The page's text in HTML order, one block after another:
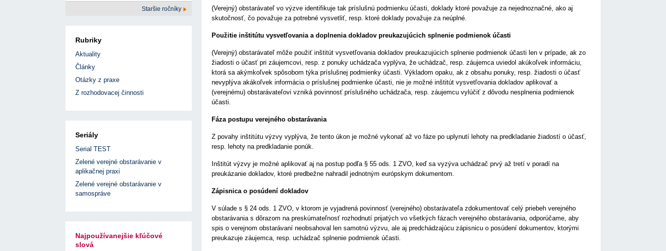
(Verejný) obstarávateľ vo výzve identifikuje tak prí­slušnú podmienku účasti, doklady ktoré považuje za nejednoznačné, ako aj
skutočnosť, čo považuje za potrebné vysvetliť, resp. ktoré doklady považuje za neúplné.
Použitie inštitútu vysvetľovania a doplnenia dokladov preukazujúcich splnenie podmienok účasti
(Verejný) obstarávateľ môže použiť inštitút vysvetľovania dokladov preukazujúcich splnenie podmienok účasti len v prípade, ak zo
žiadosti o účasť pri záujemcovi, resp. z ponuky uchádzača vyplýva, že uchádzač, resp. záujemca uviedol akúkoľvek informáciu,
ktorá sa akýmkoľvek spôsobom týka príslušnej podmienky účasti. Výkladom opaku, ak z obsahu ponuky, resp. žiadosti o účasť
nevyplýva akákoľvek informácia o príslušnej podmienke účasti, nie je možné inštitút vysvetľovania dokladov aplikovať a
(verejnému) obstarávateľovi vzniká povinnosť príslušného uchádzača, resp. záujemcu vylúčiť z dôvodu nesplnenia podmienok
účasti.
Fáza postupu verejného obstarávania
Z povahy inštitútu výzvy vyplýva, že tento úkon je možné vykonať až vo fáze po uplynutí lehoty na predkladanie žiadostí o účasť,
resp. lehoty na predkladanie ponúk.
Inštitút výzvy je možné aplikovať aj na postup podľa § 55 ods. 1 ZVO, keď sa vyzýva uchádzač prvý až tretí v poradí na
preukázanie dokladov, ktoré predbežne nahradil jednotným európskym dokumentom.
Zápisnica o posúdení dokladov
V súlade s § 24 ods. 1 ZVO, v ktorom je vyjadrená povinnosť (verejného) obstarávateľa zdokumentovať celý priebeh verejného
obstarávania s dôrazom na preskúmateľnosť rozhodnutí prijatých vo všetkých fázach verejného obstarávania, odporúčame, aby
spis o verejnom obstarávaní neobsahoval len samotnú výzvu, ale aj predchádzajúcu zápisnicu o posúdení dokumentov, ktorými
preukazuje záujemca, resp. uchádzač splnenie podmienok účasti.
Staršie ročníky
Rubriky
Aktuality
Články
Otázky z praxe
Z rozhodovacej činnosti
Seriály
Serial TEST
Zelené verejné obstarávanie v
aplikačnej praxi
Zelené verejné obstarávanie v
samospráve
Najpoužívanejšie kľúčové
slová